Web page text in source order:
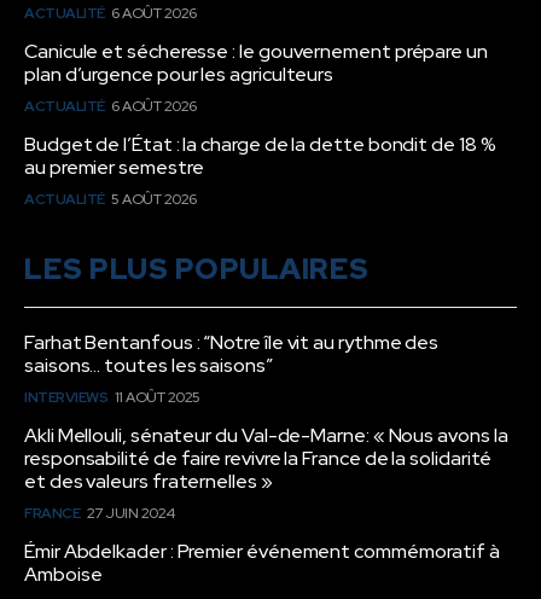
ACTUALITÉ 6 AOÛT 2026
Canicule et sécheresse : le gouvernement prépare un
plan d’urgence pour les agriculteurs
ACTUALITÉ 6 AOÛT 2026
Budget de l’État : la charge de la dette bondit de 18 %
au premier semestre
ACTUALITÉ 5 AOÛT 2026
LES PLUS POPULAIRES
Farhat Bentanfous : “Notre île vit au rythme des
saisons… toutes les saisons”
INTERVIEWS 11 AOÛT 2025
Akli Mellouli, sénateur du Val-de-Marne: « Nous avons la
responsabilité de faire revivre la France de la solidarité
et des valeurs fraternelles »
FRANCE 27 JUIN 2024
Émir Abdelkader : Premier événement commémoratif à
Amboise